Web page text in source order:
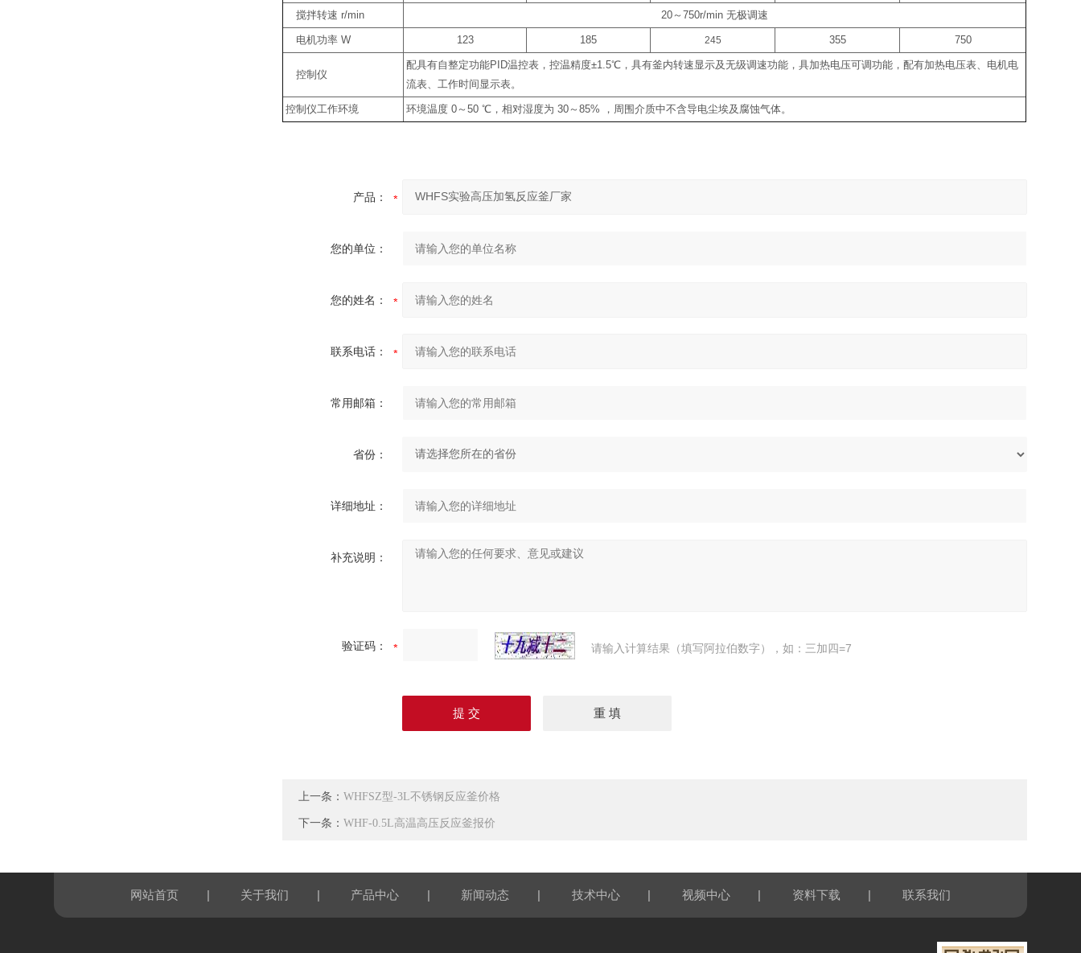
搅拌转速 r/min 20～ 750r/min无极调速
电机功率 W 123 185 245 355 750
控制仪
配具有自整定功能PID温控表，控温精度±1.5℃ ，具有釜内转速显示及无级调速功能，具加热电压可调功能，配有加热电压表、电机电
流表、工作时间显示表。
控制仪工作环境 环境温度 0～50℃ ，相对湿度为 30～85% ，周围介质中不含导电尘埃及腐蚀气体。
产品：
您的单位：
您的姓名：
联系电话：
常用邮箱：
省份：
详细地址：
补充说明：
验证码： 请输入计算结果（填写阿拉伯数字），如：三加四=7
上一条：WHFSZ型-3L不锈钢反应釜价格
下一条：WHF-0.5L高温高压反应釜报价
网站首页 | 关于我们 | 产品中心 | 新闻动态 | 技术中心 | 视频中心 | 资料下载 | 联系我们